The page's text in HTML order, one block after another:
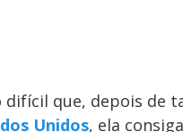
que, depois de
Unidos, ela